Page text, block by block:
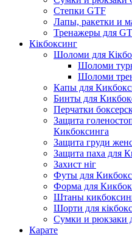
Степки GTF
Лапы, ракетки и
Тренажеры для
Кікбоксинг
Шоломи для
Шоломи
Шоломи
Капы для
Бинты для
Перчатки
Защита
Кикбоксинга
Защита груди
Защита паха для
Захист ніг
Футы для
Форма для
Штаны
Шорти для
Сумки и рюкзаки
Карате